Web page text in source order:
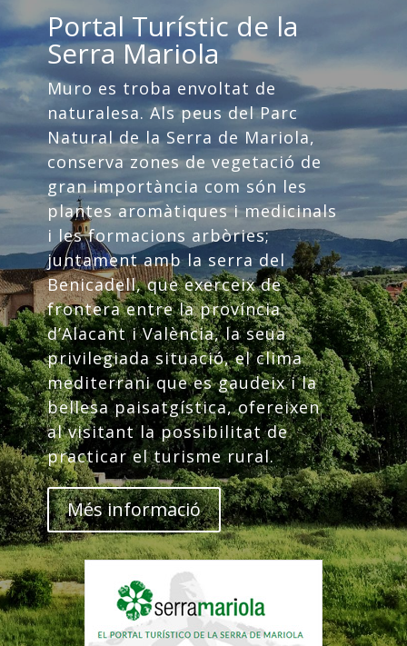
Portal Turístic de la
Serra Mariola
Muro es troba envoltat de
naturalesa. Als peus del Parc
Natural de la Serra de Mariola,
conserva zones de vegetació de
gran importància com són les
plantes aromàtiques i medicinals
i les formacions arbòries;
juntament amb la serra del
Benicadell, que exerceix de
frontera entre la província
d’Alacant i València, la seua
privilegiada situació, el clima
mediterrani que es gaudeix i la
bellesa paisatgística, ofereixen
al visitant la possibilitat de
practicar el turisme rural.
Més informació